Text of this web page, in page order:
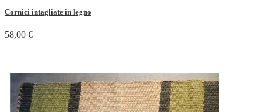
Cornici intagliate in legno
58,00 €